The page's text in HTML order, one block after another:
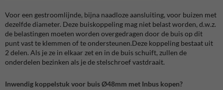
Voor een gestroomlijnde, bijna naadloze aansluiting, voor buizen met
dezelfde diameter. Deze buiskoppeling mag niet belast worden, d.w.z.
de belastingen moeten worden overgedragen door de buis op dit
punt vast te klemmen of te ondersteunen.Deze koppeling bestaat uit
2 delen. Als je ze in elkaar zet en in de buis schuift, zullen de
onderdelen bezinken als je de stelschroef vastdraait.
Inwendig koppelstuk voor buis Ø48mm met Inbus kopen?